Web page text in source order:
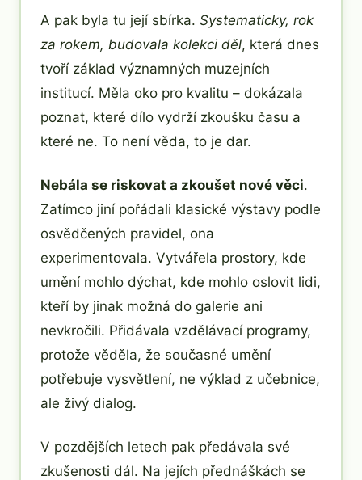
A pak byla tu její sbírka. Systematicky, rok
za rokem, budovala kolekci děl, která dnes
tvoří základ významných muzejních
institucí. Měla oko pro kvalitu – dokázala
poznat, které dílo vydrží zkoušku času a
které ne. To není věda, to je dar.
Nebála se riskovat a zkoušet nové věci.
Zatímco jiní pořádali klasické výstavy podle
osvědčených pravidel, ona
experimentovala. Vytvářela prostory, kde
umění mohlo dýchat, kde mohlo oslovit lidi,
kteří by jinak možná do galerie ani
nevkročili. Přidávala vzdělávací programy,
protože věděla, že současné umění
potřebuje vysvětlení, ne výklad z učebnice,
ale živý dialog.
V pozdějších letech pak předávala své
zkušenosti dál. Na jejích přednáškách se